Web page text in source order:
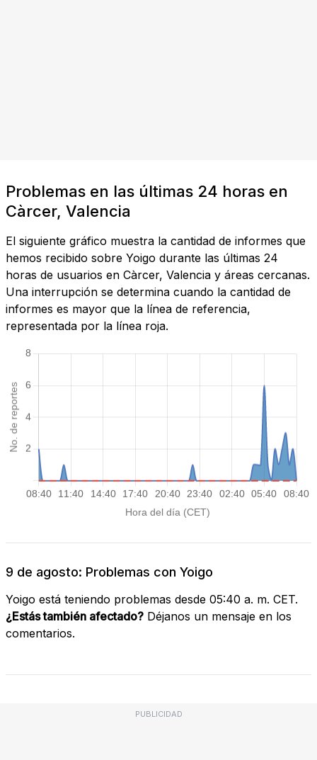
Problemas en las últimas 24 horas en
Càrcer, Valencia
El siguiente gráfico muestra la cantidad de informes que
hemos recibido sobre Yoigo durante las últimas 24
horas de usuarios en Càrcer, Valencia y áreas cercanas.
Una interrupción se determina cuando la cantidad de
informes es mayor que la línea de referencia,
representada por la línea roja.
9 de agosto: Problemas con Yoigo
Yoigo está teniendo problemas desde 05:40 a. m. CET.
¿Estás también afectado? Déjanos un mensaje en los
comentarios.
PUBLICIDAD